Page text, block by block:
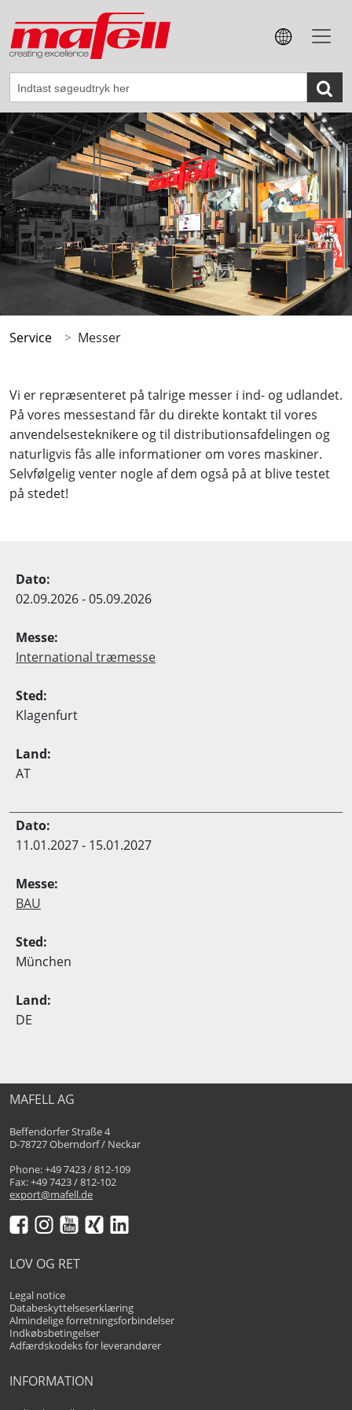
Service Messer
Vi er repræsenteret på talrige messer i ind- og udlandet.
På vores messestand får du direkte kontakt til vores
anvendelsesteknikere og til distributionsafdelingen og
naturligvis fås alle informationer om vores maskiner.
Selvfølgelig venter nogle af dem også på at blive testet
på stedet!
02.09.2026 - 05.09.2026
International træmesse
Klagenfurt
AT
11.01.2027 - 15.01.2027
BAU
München
DE
MAFELL AG
Beffendorfer Straße 4
D-78727 Oberndorf / Neckar
Phone: +49 7423 / 812-109
Fax: +49 7423 / 812-102
export@mafell.de
LOV OG RET
Legal notice
Databeskyttelseserklæring
Almindelige forretningsforbindelser
Indkøbsbetingelser
Adfærdskodeks for leverandører
INFORMATION